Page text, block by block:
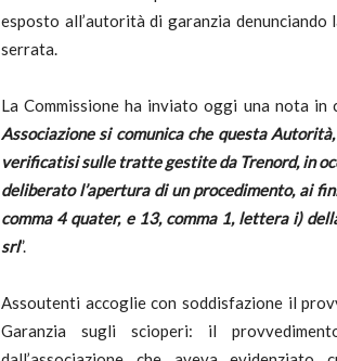
esposto all’autorità di garanzia
serrata.
La Commissione ha inviato oggi una nota in
Associazione si comunica che questa
verificatisi sulle tratte gestite da Trenord, in
deliberato l’apertura di un procedimento, ai
comma 4 quater, e 13, comma 1, lettera i)
srl”.
Assoutenti accoglie con soddisfazione il
Garanzia sugli scioperi: il